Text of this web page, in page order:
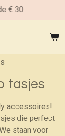
€ 30
tasjes
accessoires!
die perfect
staan voor